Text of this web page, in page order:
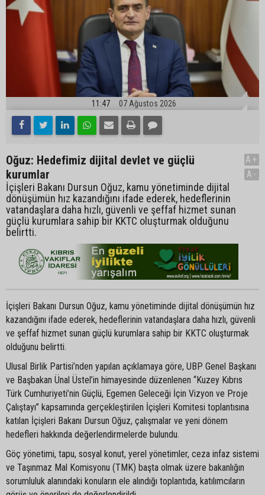
11:47 07 Ağustos 2026
Oğuz: Hedefimiz dijital devlet ve güçlü
kurumlar
İçişleri Bakanı Dursun Oğuz, kamu yönetiminde dijital
dönüşümün hız kazandığını ifade ederek, hedeflerinin
vatandaşlara daha hızlı, güvenli ve şeffaf hizmet sunan
güçlü kurumlara sahip bir KKTC oluşturmak olduğunu
belirtti.
A+
A-
İçişleri Bakanı Dursun Oğuz, kamu yönetiminde dijital dönüşümün hız
kazandığını ifade ederek, hedeflerinin vatandaşlara daha hızlı, güvenli
ve şeffaf hizmet sunan güçlü kurumlara sahip bir KKTC oluşturmak
olduğunu belirtti.
Ulusal Birlik Partisi’nden yapılan açıklamaya göre, UBP Genel Başkanı
ve Başbakan Ünal Üstel’in himayesinde düzenlenen “Kuzey Kıbrıs
Türk Cumhuriyeti’nin Güçlü, Egemen Geleceği İçin Vizyon ve Proje
Çalıştayı” kapsamında gerçekleştirilen İçişleri Komitesi toplantısına
katılan İçişleri Bakanı Dursun Oğuz, çalışmalar ve yeni dönem
hedefleri hakkında değerlendirmelerde bulundu.
Göç yönetimi, tapu, sosyal konut, yerel yönetimler, ceza infaz sistemi
ve Taşınmaz Mal Komisyonu (TMK) başta olmak üzere bakanlığın
sorumluluk alanındaki konuların ele alındığı toplantıda, katılımcıların